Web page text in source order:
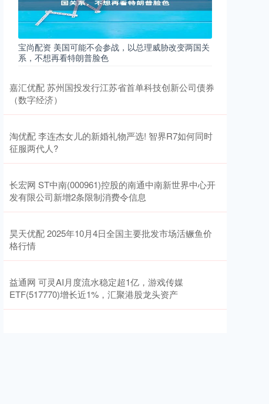
宝尚配资 美国可能不会参战，以总理威胁改变两国关
系，不想再看特朗普脸色
嘉汇优配 苏州国投发行江苏省首单科技创新公司债券
（数字经济）
淘优配 李连杰女儿的新婚礼物严选! 智界R7如何同时
征服两代人?
长宏网 ST中南(000961)控股的南通中南新世界中心开
发有限公司新增2条限制消费令信息
昊天优配 2025年10月4日全国主要批发市场活鳜鱼价
格行情
益通网 可灵AI月度流水稳定超1亿，游戏传媒
ETF(517770)增长近1%，汇聚港股龙头资产